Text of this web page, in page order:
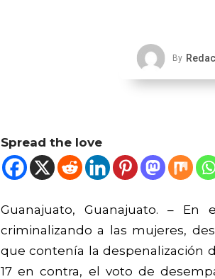
By
Spread the love
Guanajuato, Guanajuato. –
criminalizando a las mujeres,
que contenía la despenalización
17 en contra, el voto de